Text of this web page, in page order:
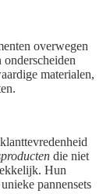
overwegen
materialen,
die niet
Hun
pannensets